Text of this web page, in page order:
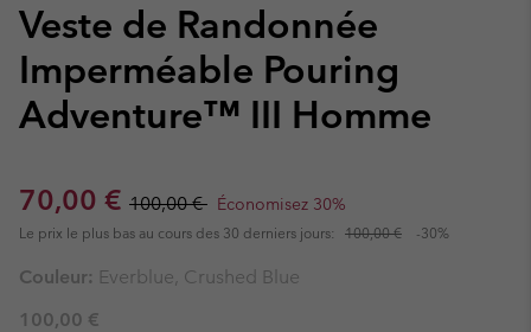
Veste de Randonnée
Imperméable Pouring
Adventure™ III Homme
Sale price:
70,00 € Regular price:
100,00 € Économisez 30%
Le prix le plus bas au cours des 30 derniers jours: 100,00 € -30%
Couleur: Everblue, Crushed Blue
100,00 €